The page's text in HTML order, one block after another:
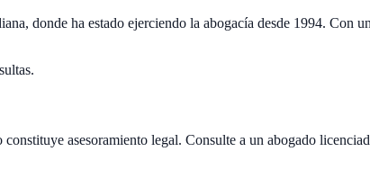
donde ha estado ejerciendo la abogacía desde 1994. Con
asesoramiento legal. Consulte a un abogado